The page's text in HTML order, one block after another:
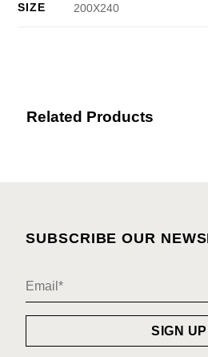
SIZE 200X240
Related Products
SUBSCRIBE OUR